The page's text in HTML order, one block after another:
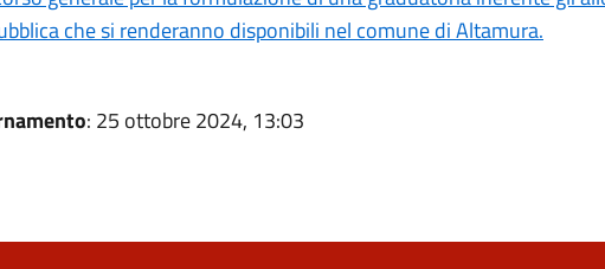
che si renderanno disponibili nel comune di Altamura.
: 25 ottobre 2024, 13:03